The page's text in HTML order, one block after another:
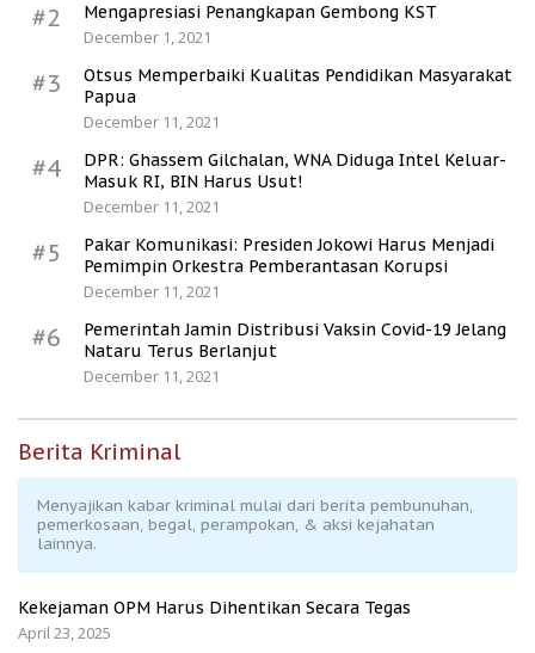
#2
Mengapresiasi Penangkapan Gembong KST
December 1, 2021
#3
Otsus Memperbaiki Kualitas Pendidikan Masyarakat
Papua
December 11, 2021
#4
DPR: Ghassem Gilchalan, WNA Diduga Intel Keluar-
Masuk RI, BIN Harus Usut!
December 11, 2021
#5
Pakar Komunikasi: Presiden Jokowi Harus Menjadi
Pemimpin Orkestra Pemberantasan Korupsi
December 11, 2021
#6
Pemerintah Jamin Distribusi Vaksin Covid-19 Jelang
Nataru Terus Berlanjut
December 11, 2021
Berita Kriminal
Menyajikan kabar kriminal mulai dari berita pembunuhan,
pemerkosaan, begal, perampokan, & aksi kejahatan
lainnya.
Kekejaman OPM Harus Dihentikan Secara Tegas
April 23, 2025